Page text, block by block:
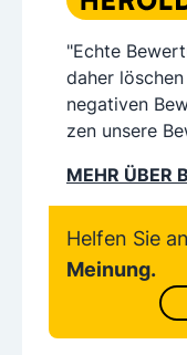
"Echte
daher
negativen
zen unsere
MEHR ÜBER
Helfen Sie
Meinung.